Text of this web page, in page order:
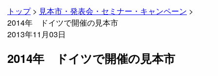
トップ> 見本市・発表会・セミナー・キャンペーン >
2014年 ドイツで開催の見本市
2013年11月03日
2014年 ドイツで開催の見本市